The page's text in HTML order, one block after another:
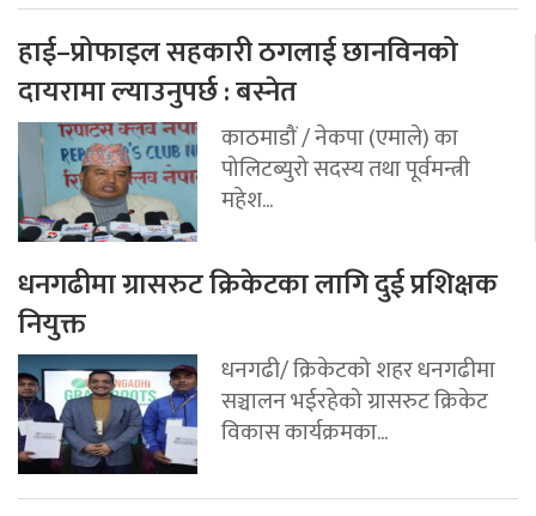
हाई–प्रोफाइल सहकारी ठगलाई छानविनको
दायरामा ल्याउनुपर्छ : बस्नेत
काठमाडौं / नेकपा (एमाले) का
पोलिटब्युरो सदस्य तथा पूर्वमन्त्री
महेश...
धनगढीमा ग्रासरुट क्रिकेटका लागि दुई प्रशिक्षक
नियुक्त
धनगढी/ क्रिकेटको शहर धनगढीमा
सञ्चालन भईरहेको ग्रासरुट क्रिकेट
विकास कार्यक्रमका...